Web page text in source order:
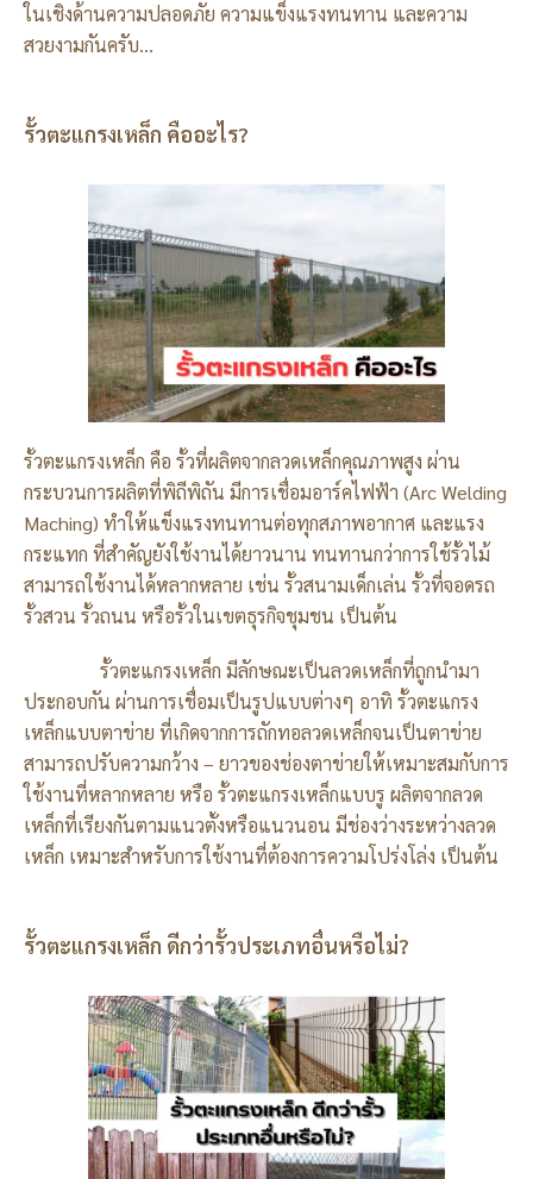
ในเชิงด้านความปลอดภัย ความแข็งแรงทนทาน และความ
สวยงามกันครับ…
รั้วตะแกรงเหล็ก คืออะไร?
รั้วตะแกรงเหล็ก คือ รั้วที่ผลิตจากลวดเหล็กคุณภาพสูง ผ่าน
กระบวนการผลิตที่พิถีพิถัน มีการเชื่อมอาร์คไฟฟ้า (Arc Welding
Maching) ทำให้แข็งแรงทนทานต่อทุกสภาพอากาศ และแรง
กระแทก ที่สำคัญยังใช้งานได้ยาวนาน ทนทานกว่าการใช้รั้วไม้
สามารถใช้งานได้หลากหลาย เช่น รั้วสนามเด็กเล่น รั้วที่จอดรถ
รั้วสวน รั้วถนน หรือรั้วในเขตธุรกิจชุมชน เป็นต้น
รั้วตะแกรงเหล็ก มีลักษณะเป็นลวดเหล็กที่ถูกนำมา
ประกอบกัน ผ่านการเชื่อมเป็นรูปแบบต่างๆ อาทิ รั้วตะแกรง
เหล็กแบบตาข่าย ที่เกิดจากการถักทอลวดเหล็กจนเป็นตาข่าย
สามารถปรับความกว้าง – ยาวของช่องตาข่ายให้เหมาะสมกับการ
ใช้งานที่หลากหลาย หรือ รั้วตะแกรงเหล็กแบบรู ผลิตจากลวด
เหล็กที่เรียงกันตามแนวตั้งหรือแนวนอน มีช่องว่างระหว่างลวด
เหล็ก เหมาะสำหรับการใช้งานที่ต้องการความโปร่งโล่ง เป็นต้น
รั้วตะแกรงเหล็ก ดีกว่ารั้วประเภทอื่นหรือไม่?